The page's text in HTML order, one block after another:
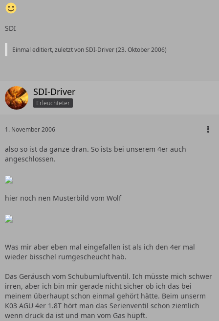
SDI
Einmal editiert, zuletzt von SDI-Driver (23. Oktober 2006)
SDI-Driver
Erleuchteter
1. November 2006
also so ist da ganze dran. So ists bei unserem 4er auch
angeschlossen.
hier noch nen Musterbild vom Wolf
Was mir aber eben mal eingefallen ist als ich den 4er mal
wieder bisschel rumgescheucht hab.
Das Geräusch vom Schubumluftventil. Ich müsste mich schwer
irren, aber ich bin mir gerade nicht sicher ob ich das bei
meinem überhaupt schon einmal gehört hätte. Beim unserm
K03 AGU 4er 1.8T hört man das Serienventil schon ziemlich
wenn druck da ist und man vom Gas hüpft.